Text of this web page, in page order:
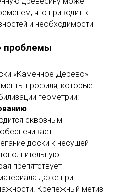
что приводит к
и необходимости
проблемы
«Каменное Дерево»
профиля, которые
геометрии:
сквозным
доски к несущей
препятствует
даже при
Крепежный метиз